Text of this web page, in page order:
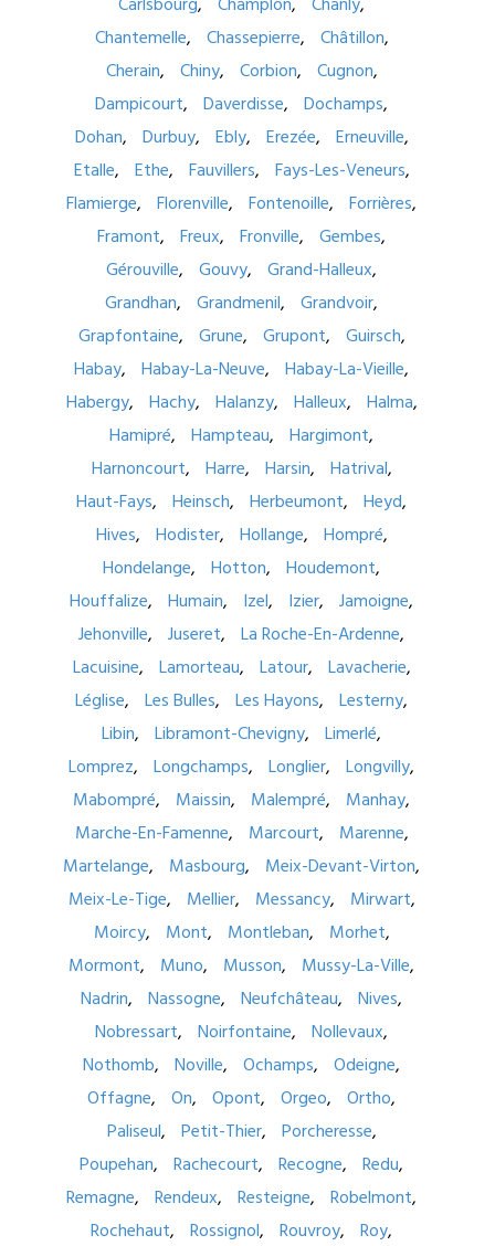
Chantemelle
Chassepierre
Châtillon
Cherain
Chiny Corbion
Cugnon
Dampicourt
Daverdisse
Dochamps
Dohan
Durbuy Ebly Erezée
Erneuville
Etalle
Ethe Fauvillers
Fays-Les-Veneurs
Flamierge
Florenville Fontenoille
Forrières
Framont
Freux Fronville
Gembes
Gérouville
Gouvy
Grand-Halleux
Grandhan
Grandmenil
Grandvoir
Grapfontaine
Grune Grupont
Guirsch
Habay
Habay-La-Neuve
Habay-La-Vieille
Habergy
Hachy Halanzy Halleux
Halma
Hamipré
Hampteau
Hargimont
Harnoncourt
Harre Harsin
Hatrival
Haut-Fays
Heinsch Herbeumont
Heyd
Hives
Hodister Hollange
Hompré
Hondelange
Hotton
Houdemont
Houffalize
Humain Izel Izier
Jamoigne
Jehonville
Juseret
La Roche-En-Ardenne
Lacuisine
Lamorteau Latour
Lavacherie
Léglise
Les Bulles Les Hayons
Lesterny
Libin
Libramont-Chevigny
Limerlé
Lomprez
Longchamps Longlier
Longvilly
Mabompré
Maissin Malempré
Manhay
Marche-En-Famenne
Marcourt
Marenne
Martelange
Masbourg
Meix-Devant-Virton
Meix-Le-Tige
Mellier Messancy
Mirwart
Moircy
Mont Montleban
Morhet
Mormont
Muno Musson
Mussy-La-Ville
Nadrin
Nassogne Neufchâteau
Nives
Nobressart
Noirfontaine
Nollevaux
Nothomb
Noville Ochamps
Odeigne
Offagne
On Opont Orgeo
Ortho
Paliseul
Petit-Thier
Porcheresse
Poupehan
Rachecourt Recogne
Redu
Remagne
Rendeux Resteigne
Robelmont
Rochehaut
Rossignol Rouvroy
Roy